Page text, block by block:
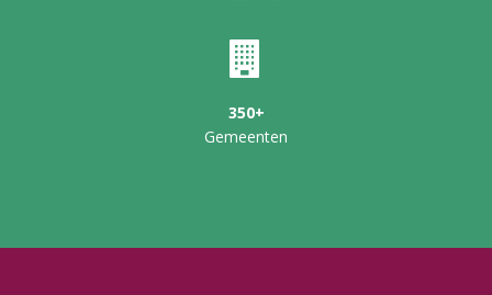
350+
Gemeenten